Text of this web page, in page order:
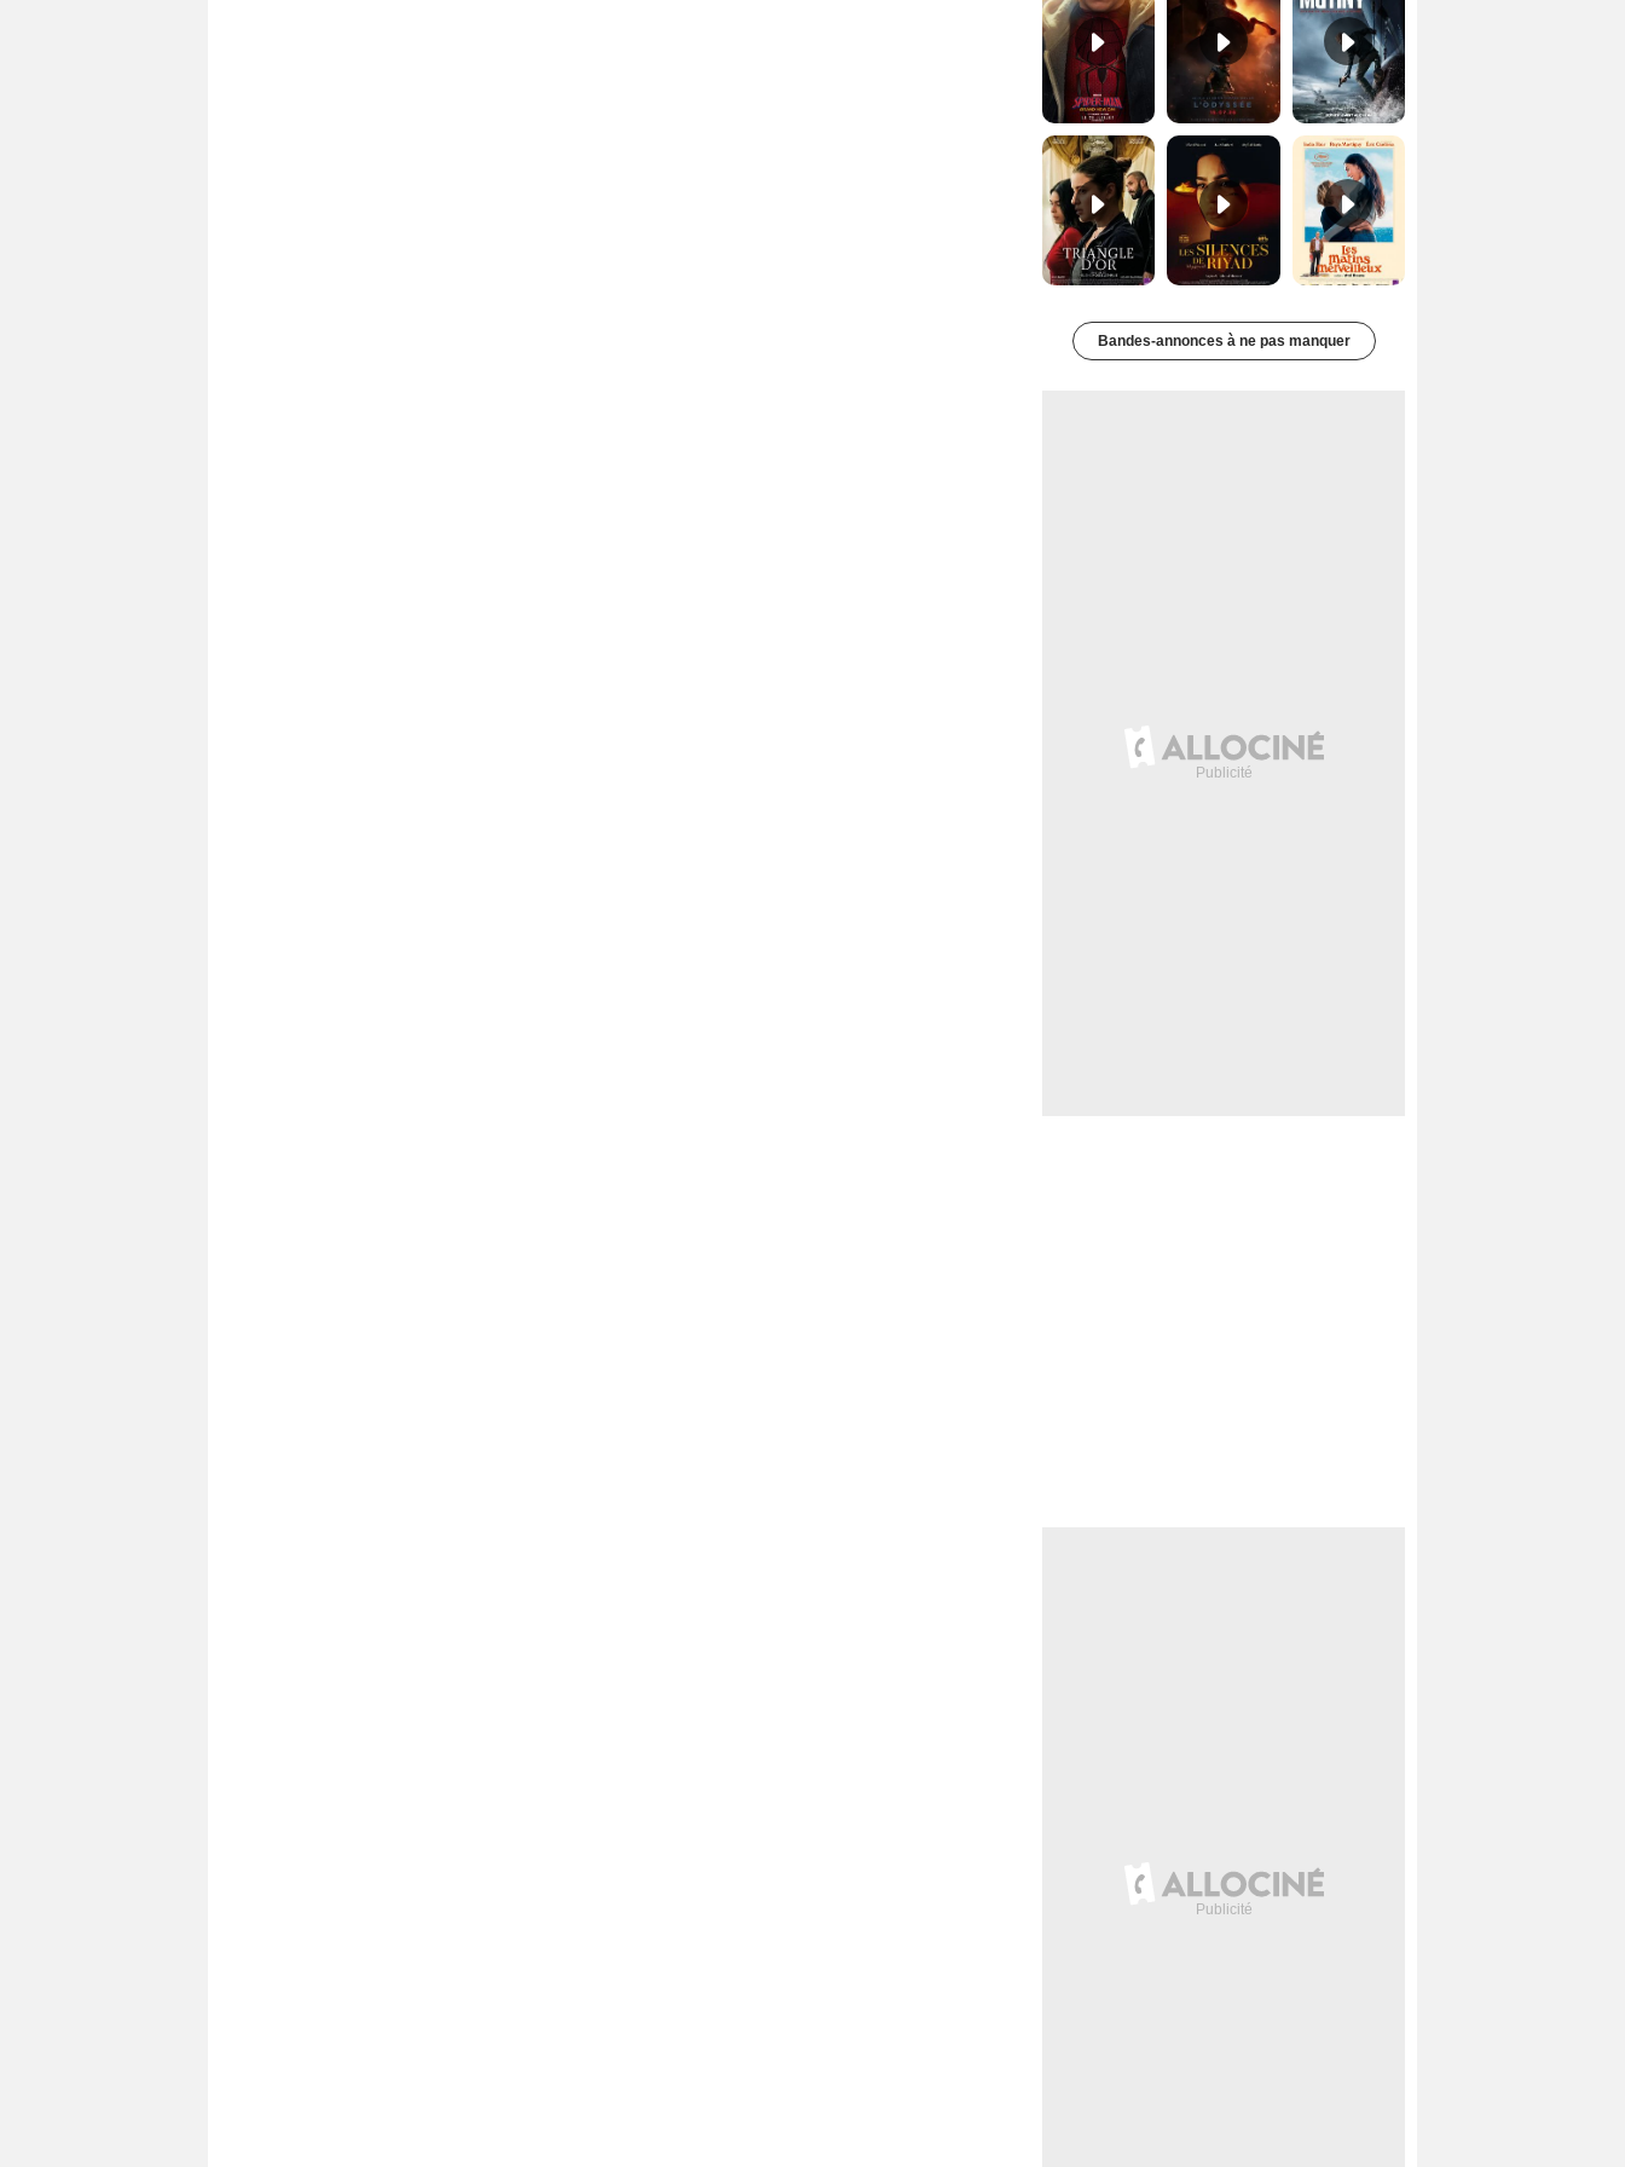
Les Silences de Riyad Bande-annonce VO STFR Les Matins merveilleux Bande-annonce VF
Bandes-annonces à ne pas manquer